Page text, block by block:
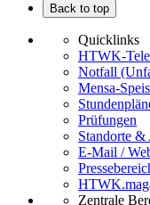
Back to top
Quicklinks
HTWK-
Notfall
Mensa-
Prüfungen
Standorte &
E-Mail /
Zentrale